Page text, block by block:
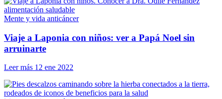
Mente y vida anticáncer
Viaje a Laponia con niños: ver a Papá Noel sin
arruinarte
Leer más 12 ene 2022